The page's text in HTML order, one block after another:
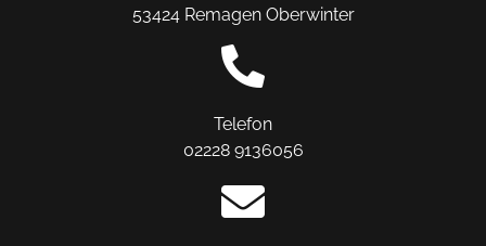
53424 Remagen Oberwinter
Telefon
02228 9136056